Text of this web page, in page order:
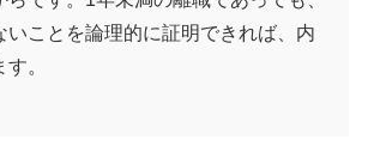
いことを論理的に証明できれば、内
。